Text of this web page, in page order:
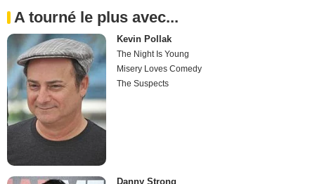
A tourné le plus avec...
Kevin Pollak
The Night Is Young
Misery Loves Comedy
The Suspects
Danny Strong